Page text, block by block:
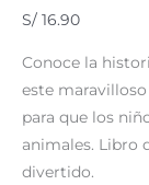
S/ 16.90
Conoce la
este
para que los
animales. Libro
divertido.